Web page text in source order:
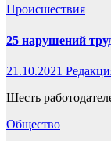
Происшествия
25 нарушений
21.10.2021
Шесть
Общество